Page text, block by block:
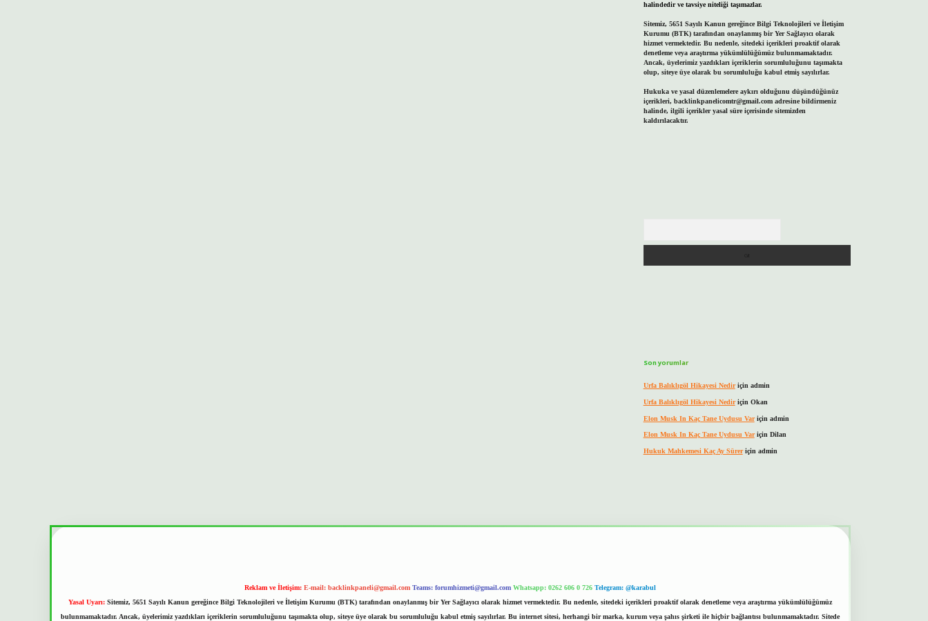
halindedir ve tavsiye niteliği taşımazlar.
Sitemiz, 5651 Sayılı Kanun gereğince Bilgi Teknolojileri ve İletişim
Kurumu (BTK) tarafından onaylanmış bir Yer Sağlayıcı olarak
hizmet vermektedir. Bu nedenle, sitedeki içerikleri proaktif olarak
denetleme veya araştırma yükümlülüğümüz bulunmamaktadır.
Ancak, üyelerimiz yazdıkları içeriklerin sorumluluğunu taşımakta
olup, siteye üye olarak bu sorumluluğu kabul etmiş sayılırlar.
Hukuka ve yasal düzenlemelere aykırı olduğunu düşündüğünüz
içerikleri, backlinkpanelicomtr@gmail.comadresine bildirmeniz
halinde, ilgili içerikler yasal süre içerisinde sitemizden
kaldırılacaktır.
Son yorumlar
Urfa Balıklıgöl Hikayesi Nediriçin admin
Urfa Balıklıgöl Hikayesi Nediriçin Okan
Elon Musk In Kaç Tane Uydusu Variçin admin
Elon Musk In Kaç Tane Uydusu Variçin Dilan
Hukuk Mahkemesi Kaç Ay Süreriçin admin
Reklam ve İletişim: E-mail: backlinkpaneli@gmail.com Teams: forumhizmeti@gmail.com Whatsapp: 0262 606 0 726 Telegram: @karabul
Yasal Uyarı: Sitemiz, 5651 Sayılı Kanun gereğince Bilgi Teknolojileri ve İletişim Kurumu (BTK) tarafından onaylanmış bir Yer Sağlayıcı olarak hizmet vermektedir. Bu nedenle, sitedeki içerikleri proaktif olarak denetleme veya araştırma yükümlülüğümüz
bulunmamaktadır. Ancak, üyelerimiz yazdıkları içeriklerin sorumluluğunu taşımakta olup, siteye üye olarak bu sorumluluğu kabul etmiş sayılırlar. Bu internet sitesi, herhangi bir marka, kurum veya şahıs şirketi ile hiçbir bağlantısı bulunmamaktadır. Sitede